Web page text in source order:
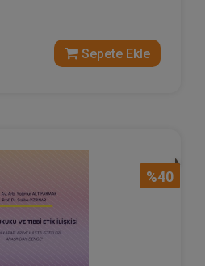
Sepete Ekle
%40